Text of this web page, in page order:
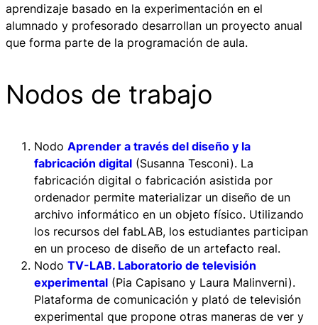
aprendizaje basado en la experimentación en el
alumnado y profesorado desarrollan un proyecto anual
que forma parte de la programación de aula.
Nodos de trabajo
Nodo Aprender a través del diseño y la
fabricación digital (Susanna Tesconi). La
fabricación digital o fabricación asistida por
ordenador permite materializar un diseño de un
archivo informático en un objeto físico. Utilizando
los recursos del fabLAB, los estudiantes participan
en un proceso de diseño de un artefacto real.
Nodo TV-LAB. Laboratorio de televisión
experimental (Pia Capisano y Laura Malinverni).
Plataforma de comunicación y plató de televisión
experimental que propone otras maneras de ver y